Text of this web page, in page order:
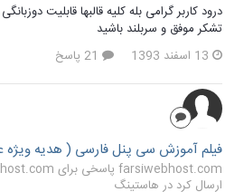
درود کاربر گرامی بله کلیه قالبها قابلیت
تشکر موفق و سربلند باشید
13 اسفند 1393
فیلم آموزش سی پنل فارسی ( هدیه ویژه عید
ارسال کرد در هاستینگ